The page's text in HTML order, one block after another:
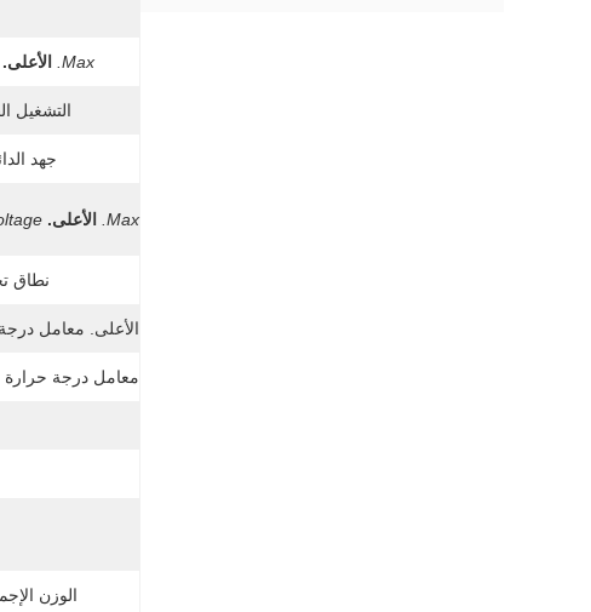
Max. الأعلى.
التشغيل
جهد
Max. الأعلى.
نطاق
الأعلى. معامل درجة
معامل درجة حرارة
الوزن